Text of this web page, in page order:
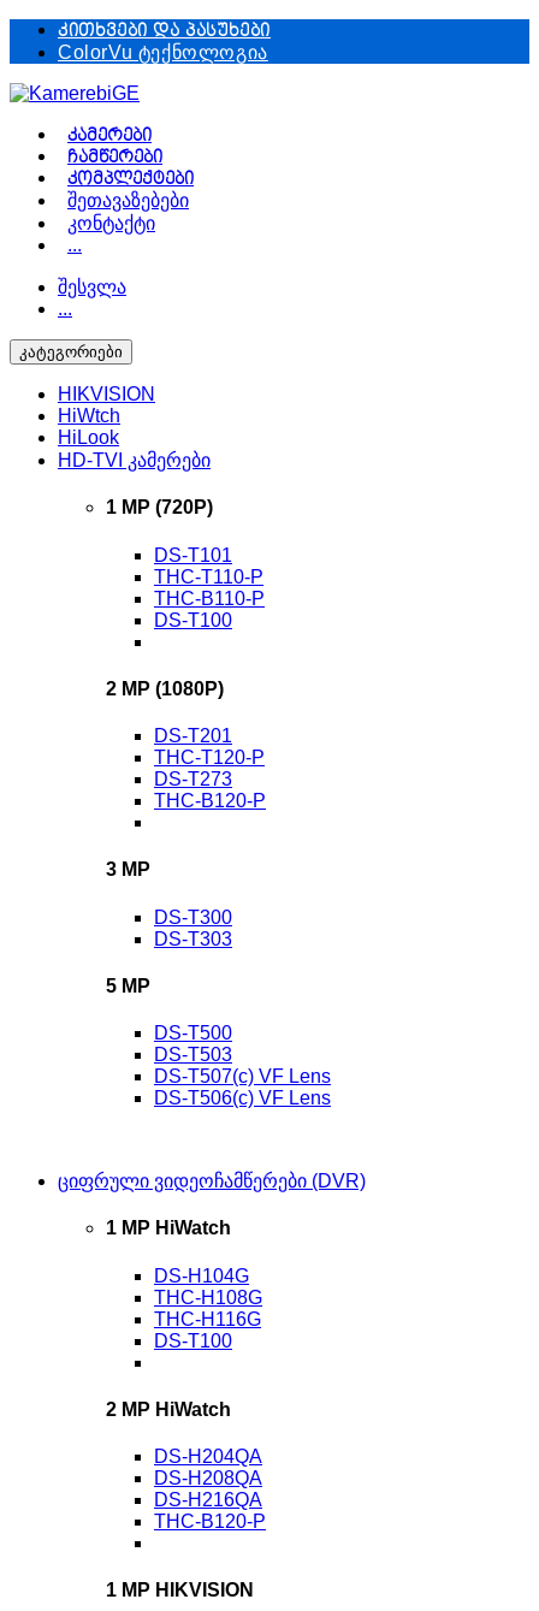
Skip
Skip
კითხვები და პასუხები
ColorVu ტექნოლოგია
კამერები
ჩამწერები
კომპლექტები
შეთავაზებები
კონტაქტი
...
შესვლა
...
კატეგორიები
HIKVISION
HiWtch
HiLook
HD-TVI კამერები
1 MP (720P)
DS-T101
THC-T110-P
THC-B110-P
DS-T100
2 MP (1080P)
DS-T201
THC-T120-P
DS-T273
THC-B120-P
3 MP
DS-T300
DS-T303
5 MP
DS-T500
DS-T503
DS-T507(c) VF Lens
DS-T506(c) VF Lens
ციფრული ვიდეოჩამწერები (DVR)
1 MP HiWatch
DS-H104G
THC-H108G
THC-H116G
DS-T100
2 MP HiWatch
DS-H204QA
DS-H208QA
DS-H216QA
THC-B120-P
1 MP HIKVISION